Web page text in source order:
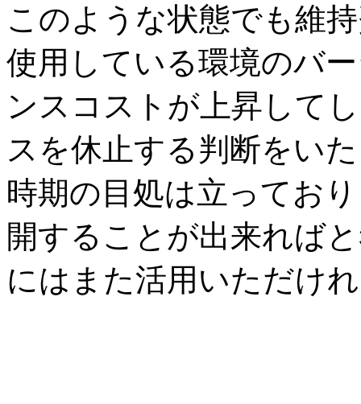
このような状態でも維
使用している環境のバ
ンスコストが上昇して
スを休止する判断をい
時期の目処は立ってお
開することが出来れば
にはまた活用いただけ